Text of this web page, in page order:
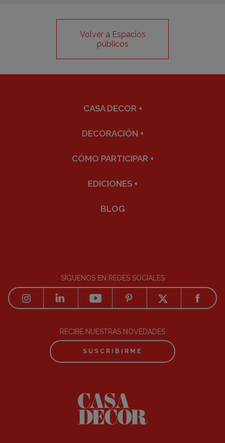
Volver a Espacios
públicos
CASA DECOR +
DECORACIÓN +
CÓMO PARTICIPAR +
EDICIONES +
BLOG
SÍGUENOS EN REDES SOCIALES
RECIBE NUESTRAS NOVEDADES
SUSCRIBIRME